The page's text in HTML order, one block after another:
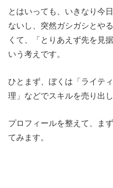
とはいっても、いきなり今
ないし、突然ガシガシとや
くて、「とりあえず先を見
いう考えです。
ひとまず、ぼくは「ライテ
理」などでスキルを売り出
プロフィールを整えて、ま
てみます。